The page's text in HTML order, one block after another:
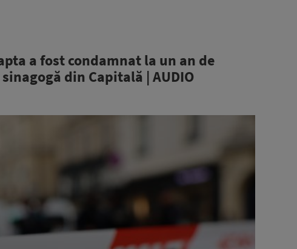
a fost condamnat la un an de
din Capitală | AUDIO